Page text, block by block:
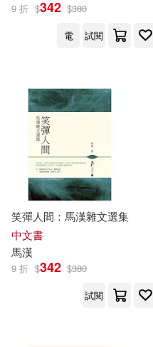
上海巨童文化編(21)
リチャード・ウー(20)
賴曉珍(20) 顏
楊耕(19) 熊貓
韓少功(19)
世一編輯部(18)
安徽少年兒童出版社
南京大學出版社(108)
重慶出版社(105)
廣西師範大學出版社
江蘇人民出版社(103)
9 折 $342 $380
電
試閱
笑彈人間：馬漢雜文選集
中文書
馬漢
9 折 $342 $380
試閱